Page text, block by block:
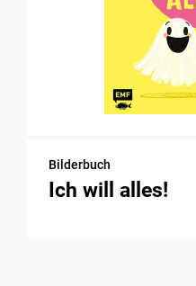
Bilderbuch
Ich will alles!